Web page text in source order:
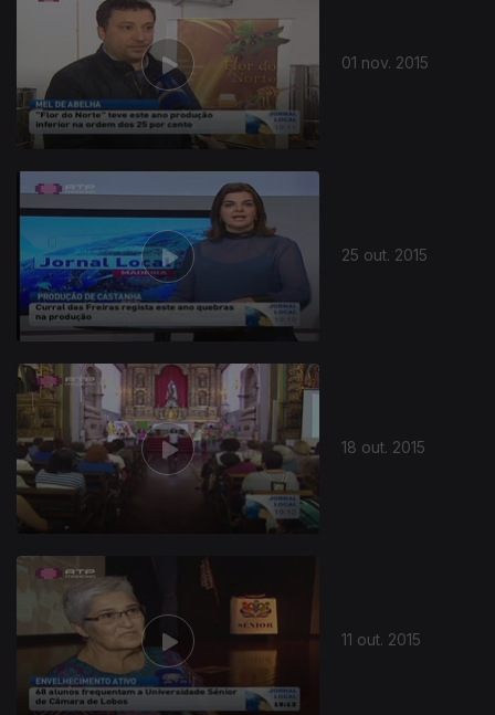
01 nov. 2015
25 out. 2015
18 out. 2015
210337
11 out. 2015